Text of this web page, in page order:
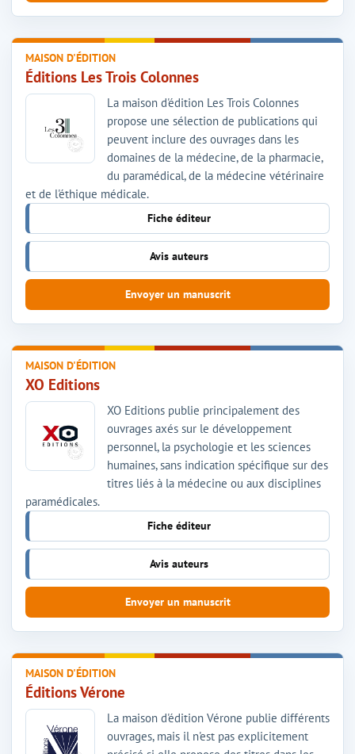
MAISON D'ÉDITION
Éditions Les Trois Colonnes
La maison d'édition Les Trois Colonnes
propose une sélection de publications qui
peuvent inclure des ouvrages dans les
domaines de la médecine, de la pharmacie,
du paramédical, de la médecine vétérinaire
et de l'éthique médicale.
Fiche éditeur
Avis auteurs
Envoyer un manuscrit
MAISON D'ÉDITION
Éditions Vérone
La maison d'édition Vérone publie différents
ouvrages, mais il n'est pas explicitement
MAISON D'ÉDITION
XO Editions
XO Editions publie principalement des
ouvrages axés sur le développement
personnel, la psychologie et les sciences
humaines, sans indication spécifique sur des
titres liés à la médecine ou aux disciplines
paramédicales.
Fiche éditeur
Avis auteurs
Envoyer un manuscrit